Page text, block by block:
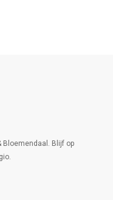
Bloemendaal. Blijf op